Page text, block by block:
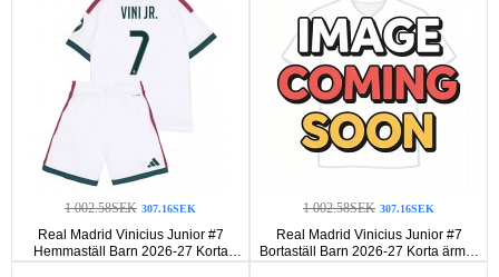
1 002.58SEK 307.16SEK
Real Madrid Vinicius Junior #7
Hemmaställ Barn 2026-27 Korta
ärmar (+ Korta byxor)
1 002.58SEK 307.16SEK
Real Madrid Vinicius Junior #7
Bortaställ Barn 2026-27 Korta ärmar
(+ Korta byxor)